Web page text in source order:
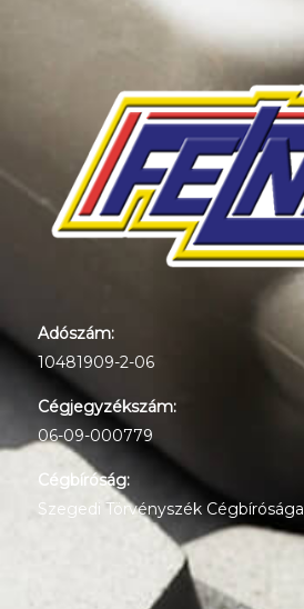
Adószám:
10481909-2-06
Cégjegyzékszám:
06-09-000779
Cégbíróság:
Szegedi Törvényszék Cégbírósága